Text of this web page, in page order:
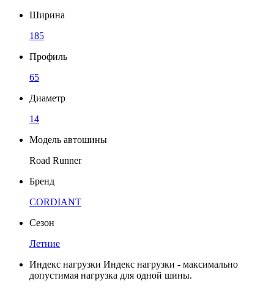
Ширина
185
Профиль
65
Диаметр
14
Модель автошины
Road Runner
Бренд
CORDIANT
Сезон
Летние
Индекс нагрузки Индекс нагрузки - максимально
допустимая нагрузка для одной шины.